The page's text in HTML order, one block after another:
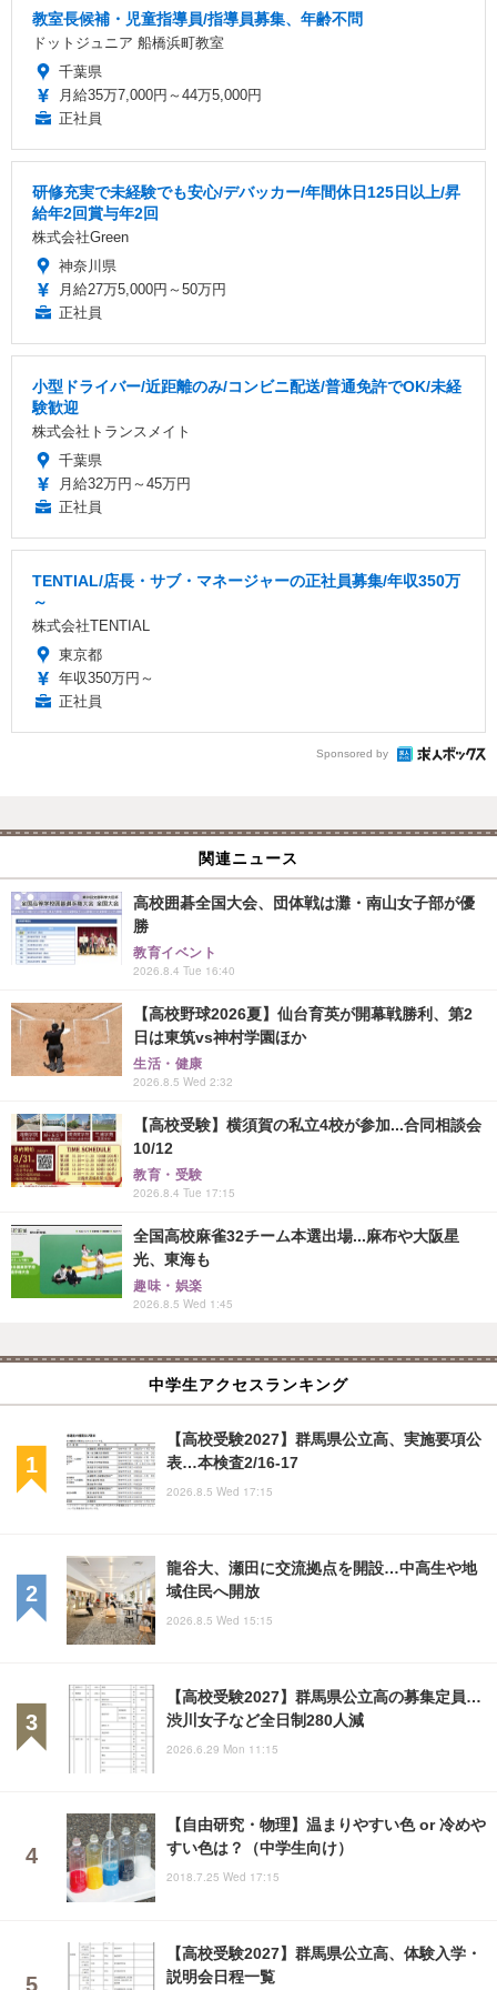
教室長候補・児童指導員/指導員募集、年齢不問
ドットジュニア 船橋浜町教室
千葉県
月給35万7,000円～44万5,000円
正社員
研修充実で未経験でも安心/デバッカー/年間休日125日以上/昇
給年2回賞与年2回
株式会社Green
神奈川県
月給27万5,000円～50万円
正社員
小型ドライバー/近距離のみ/コンビニ配送/普通免許でOK/未経
験歓迎
株式会社トランスメイト
千葉県
月給32万円～45万円
正社員
TENTIAL/店長・サブ・マネージャーの正社員募集/年収350万
～
株式会社TENTIAL
東京都
年収350万円～
正社員
Sponsored by
関連ニュース
高校囲碁全国大会、団体戦は灘・南山女子部が優
勝
教育イベント
2026.8.4 Tue 16:40
【高校野球2026夏】仙台育英が開幕戦勝利、第2
日は東筑vs神村学園ほか
生活・健康
2026.8.5 Wed 2:32
【高校受験】横須賀の私立4校が参加...合同相談会
10/12
教育・受験
2026.8.4 Tue 17:15
全国高校麻雀32チーム本選出場...麻布や大阪星
光、東海も
趣味・娯楽
2026.8.5 Wed 1:45
中学生アクセスランキング
【高校受験2027】群馬県公立高、実施要項公
表…本検査2/16-17
2026.8.5 Wed 17:15
龍谷大、瀬田に交流拠点を開設…中高生や地
域住民へ開放
2026.8.5 Wed 15:15
【高校受験2027】群馬県公立高の募集定員…
渋川女子など全日制280人減
2026.6.29 Mon 11:15
【自由研究・物理】温まりやすい色 or 冷めや
すい色は？（中学生向け）
2018.7.25 Wed 17:15
【高校受験2027】群馬県公立高、体験入学・
説明会日程一覧